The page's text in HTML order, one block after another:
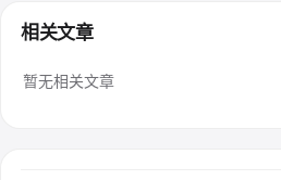
相关文章
暂无相关文章